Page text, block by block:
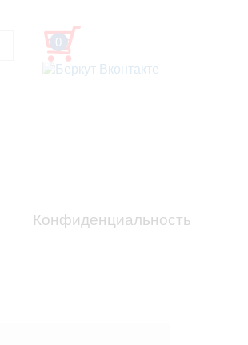
0
Конфиденциальность